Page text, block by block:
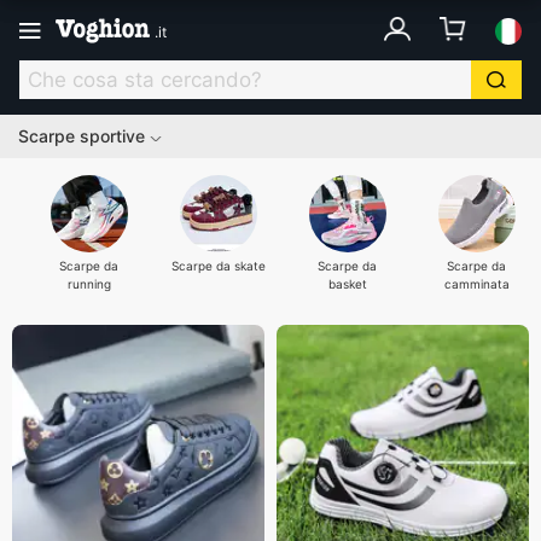
.it
Scarpe sportive
Scarpe da
running
Scarpe da skate
Scarpe da
basket
Scarpe da
camminata